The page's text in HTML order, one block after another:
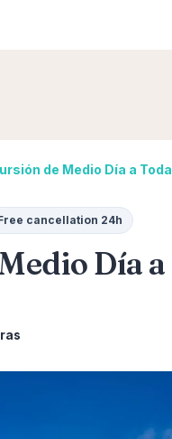
de Medio Día a
cancellation 24h
Día